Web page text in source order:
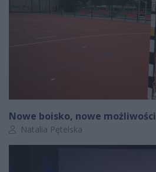
Nowe boisko, nowe możliwości
Autor artykułu:
Natalia Pętelska